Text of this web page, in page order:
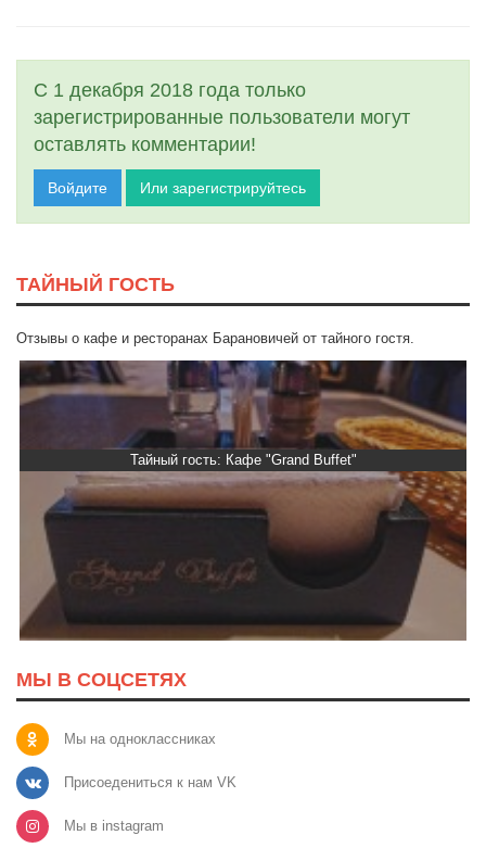
С 1 декабря 2018 года только
зарегистрированные пользователи могут
оставлять комментарии!
Войдите Или зарегистрируйтесь
ТАЙНЫЙ ГОСТЬ
Отзывы о кафе и ресторанах Барановичей от тайного гостя.
Тайный гость: Кафе "Grand Buffet"
МЫ В СОЦСЕТЯХ
Мы на одноклассниках
Присоедениться к нам VK
Мы в instagram